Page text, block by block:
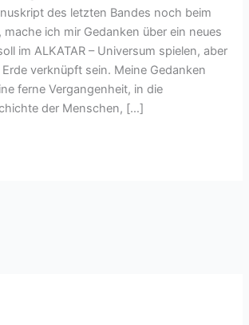
des letzten Bandes noch beim
ich mir Gedanken über ein neues
im ALKATAR – Universum spielen, aber
verknüpft sein. Meine Gedanken
ferne Vergangenheit, in die
der Menschen, […]